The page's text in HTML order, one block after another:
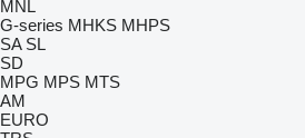
MNL
G-series MHKS MHPS
SA SL
SD
MPG MPS MTS
AM
EURO